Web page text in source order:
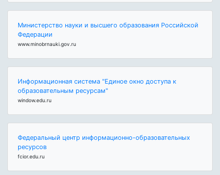
Министерство науки и высшего образования Российской
Федерации
www.minobrnauki.gov.ru
Информационная система "Единое окно доступа к
образовательным ресурсам"
window.edu.ru
Федеральный центр информационно-образовательных
ресурсов
fcior.edu.ru